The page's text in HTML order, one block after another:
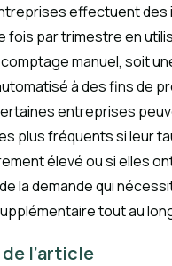
effectuent des
fois par trimestre en
manuel, soit
à des fins de
entreprises
plus fréquents si leur
élevé ou si elles
la demande qui
tout au
l’article